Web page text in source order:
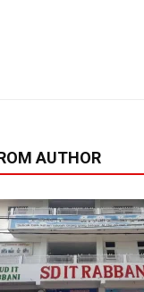
AUTHOR